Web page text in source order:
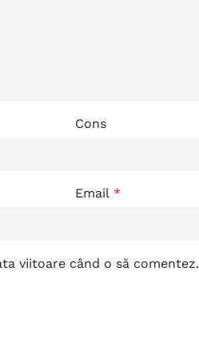
Cons
Email *
viitoare când o să comentez.